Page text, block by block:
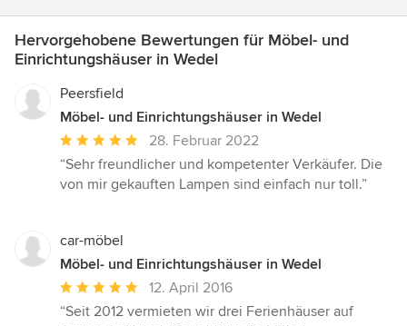
Hervorgehobene Bewertungen für Möbel- und
Einrichtungshäuser in Wedel
Peersfield
Möbel- und Einrichtungshäuser in Wedel
Durchschnittliche
Bewertung:
5
Sternen
28. Februar 2022
“Sehr freundlicher und kompetenter Verkäufer. Die
von mir gekauften Lampen sind einfach nur toll.”
car-möbel
Möbel- und Einrichtungshäuser in Wedel
Durchschnittliche
Bewertung:
12. April 2016
“Seit 2012 vermieten wir drei Ferienhäuser auf